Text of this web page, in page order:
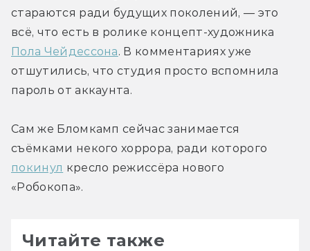
стараются ради будущих поколений, — это
Пола Чейдессона. В комментариях уже
отшутились, что студия просто вспомнила
пароль от аккаунта.
Сам же Бломкамп сейчас занимается
покинул кресло режиссёра нового
«Робокопа».
Читайте также